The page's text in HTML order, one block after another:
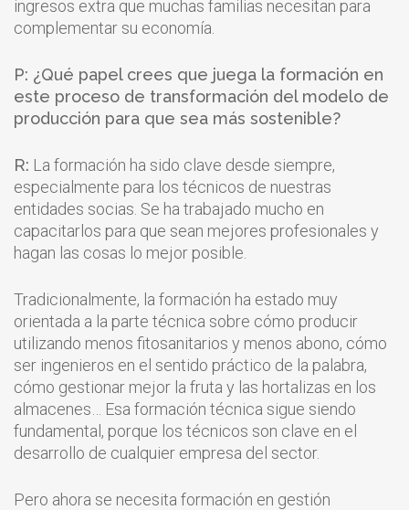
ingresos extra que muchas familias necesitan para
complementar su economía.
P: ¿Qué papel crees que juega la formación en
este proceso de transformación del modelo de
producción para que sea más sostenible?
R: La formación ha sido clave desde siempre,
especialmente para los técnicos de nuestras
entidades socias. Se ha trabajado mucho en
capacitarlos para que sean mejores profesionales y
hagan las cosas lo mejor posible.
Tradicionalmente, la formación ha estado muy
orientada a la parte técnica sobre cómo producir
utilizando menos fitosanitarios y menos abono, cómo
ser ingenieros en el sentido práctico de la palabra,
cómo gestionar mejor la fruta y las hortalizas en los
almacenes… Esa formación técnica sigue siendo
fundamental, porque los técnicos son clave en el
desarrollo de cualquier empresa del sector.
Pero ahora se necesita formación en gestión